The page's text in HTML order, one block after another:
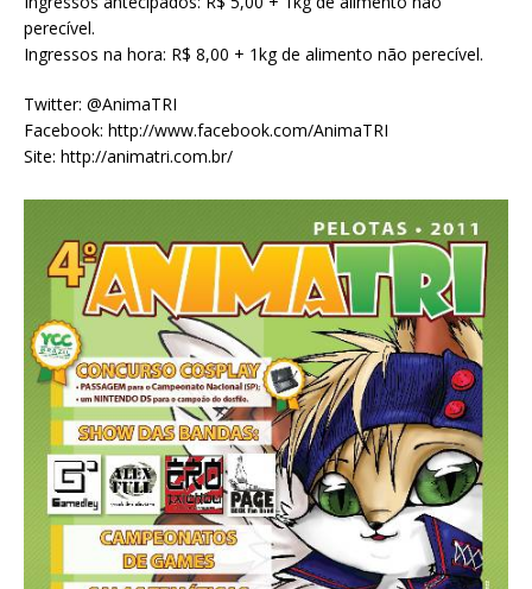
perecível.
Ingressos na hora: R$ 8,00 + 1kg de alimento não perecível.
Twitter: @AnimaTRI
Facebook: http://www.facebook.com/AnimaTRI
Site: http://animatri.com.br/